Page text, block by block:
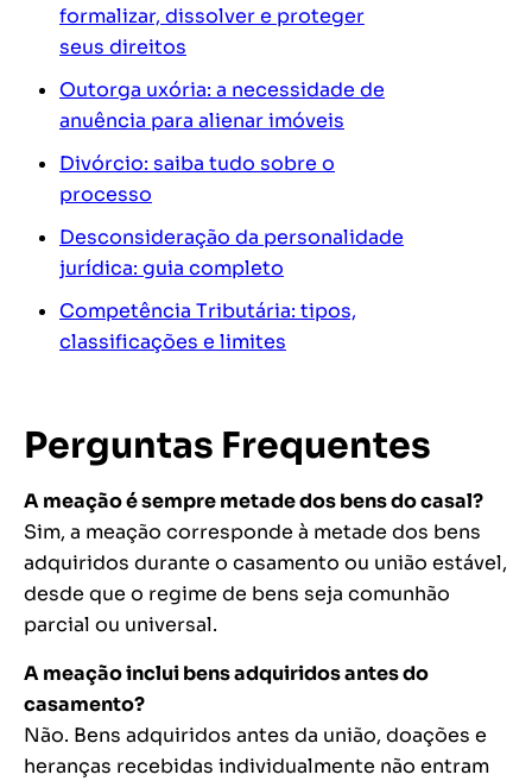
formalizar, dissolver e proteger
seus direitos
Outorga uxória: a necessidade de
anuência para alienar imóveis
Divórcio: saiba tudo sobre o
processo
Desconsideração da personalidade
jurídica: guia completo
Competência Tributária: tipos,
classificações e limites
Perguntas Frequentes
A meação é sempre metade dos bens do casal?
Sim, a meação corresponde à metade dos bens
adquiridos durante o casamento ou união estável,
desde que o regime de bens seja comunhão
parcial ou universal.
A meação inclui bens adquiridos antes do
casamento?
Não. Bens adquiridos antes da união, doações e
heranças recebidas individualmente não entram